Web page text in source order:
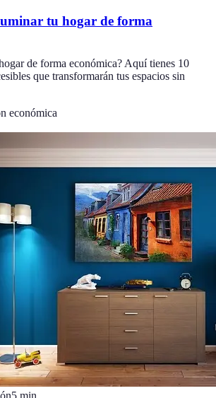
tu hogar de forma
de forma económica? Aquí tienes 10
que transformarán tus espacios sin
económica